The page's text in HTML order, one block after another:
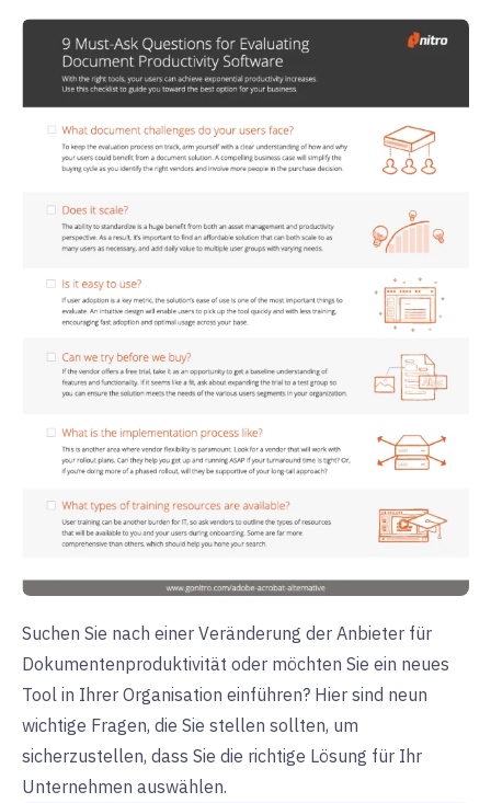
Suchen Sie nach einer Veränderung der Anbieter für
Dokumentenproduktivität oder möchten Sie ein neues
Tool in Ihrer Organisation einführen? Hier sind neun
wichtige Fragen, die Sie stellen sollten, um
sicherzustellen, dass Sie die richtige Lösung für Ihr
Unternehmen auswählen.